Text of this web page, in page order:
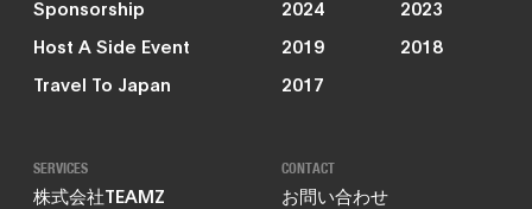
Sponsorship
Host A Side Event
Travel To Japan
2024
2023
2019
2018
2017
SERVICES
株式会社TEAMZ
CONTACT
お問い合わせ